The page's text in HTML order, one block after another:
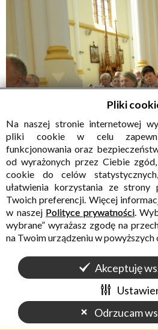
Pliki
Na naszej stronie internetowej
pliki cookie w celu
funkcjonowania oraz
od wyrażonych przez Ciebie
cookie do celów
ułatwienia korzystania ze strony
Twoich preferencji. Więcej
w naszej Polityce prywatności.
wybrane” wyrażasz zgodę na
na Twoim urządzeniu w powyższych
Akceptuję
Odrzucam